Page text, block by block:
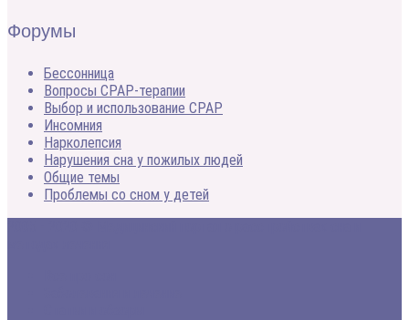
Форумы
Бессонница
Вопросы CPAP-терапии
Выбор и использование CPAP
Инсомния
Нарколепсия
Нарушения сна у пожилых людей
Общие темы
Проблемы со сном у детей